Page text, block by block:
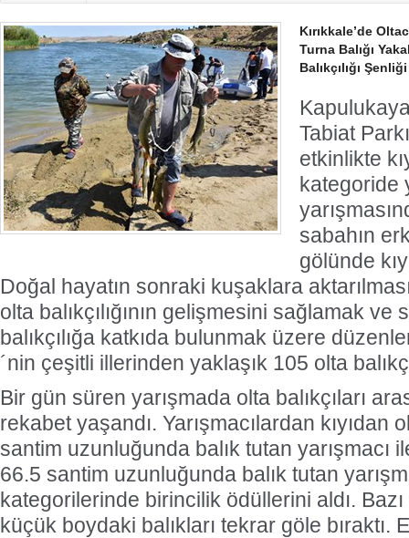
Kırıkkale’de
Turna Balığı
Balıkçılığı
Tabiat
etkinlikte
kategoride
sabahın
gölünde
Doğal hayatın sonraki kuşaklara
olta balıkçılığının gelişmesini sağlamak ve
balıkçılığa katkıda bulunmak üzere
´nin çeşitli illerinden yaklaşık 105 olta
Bir gün süren yarışmada olta balıkçıları
rekabet yaşandı. Yarışmacılardan kıyıdan
santim uzunluğunda balık tutan yarışmacı
66.5 santim uzunluğunda balık tutan
kategorilerinde birincilik ödüllerini aldı. Bazı
küçük boydaki balıkları tekrar göle bıraktı.